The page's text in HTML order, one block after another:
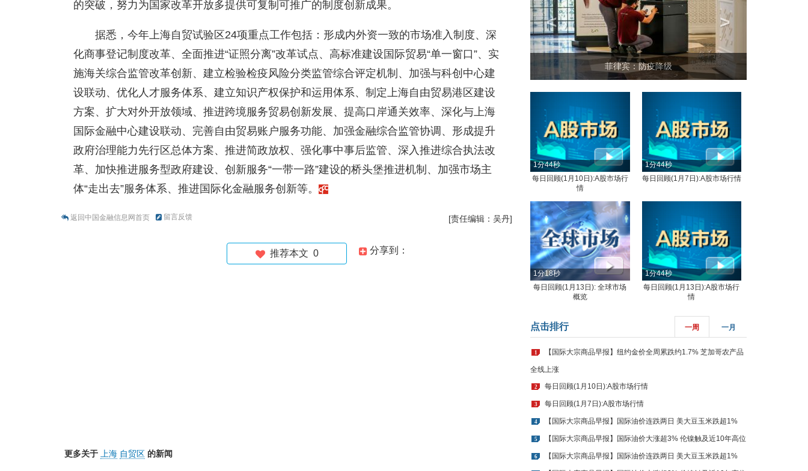
的突破，努力为国家改革开放多提供可复制可推广的制度创新成果。
据悉，今年上海自贸试验区24项重点工作包括：形成内外资一致的市场准入制度、深
化商事登记制度改革、全面推进“证照分离”改革试点、高标准建设国际贸易“单一窗口”、实
施海关综合监管改革创新、建立检验检疫风险分类监管综合评定机制、加强与科创中心建
设联动、优化人才服务体系、建立知识产权保护和运用体系、制定上海自由贸易港区建设
方案、扩大对外开放领域、推进跨境服务贸易创新发展、提高口岸通关效率、深化与上海
国际金融中心建设联动、完善自由贸易账户服务功能、加强金融综合监管协调、形成提升
政府治理能力先行区总体方案、推进简政放权、强化事中事后监管、深入推进综合执法改
革、加快推进服务型政府建设、创新服务“一带一路”建设的桥头堡推进机制、加强市场主
体“走出去”服务体系、推进国际化金融服务创新等。
返回中国金融信息网首页 留言反馈 [责任编辑：吴丹]
分享到：
推荐本文 0
更多关于 上海 自贸区 的新闻
菲律宾：防疫降级
< >
1分44秒
每日回顾(1月10日):A股市场行
情
1分44秒
每日回顾(1月7日):A股市场行情
1分18秒
每日回顾(1月13日): 全球市场
概览
1分44秒
每日回顾(1月13日):A股市场行
情
点击排行 一周 一月
1 【国际大宗商品早报】纽约金价全周累跌约1.7% 芝加哥农产品
全线上涨
2 每日回顾(1月10日):A股市场行情
3 每日回顾(1月7日):A股市场行情
4 【国际大宗商品早报】国际油价连跌两日 美大豆玉米跌超1%
5 【国际大宗商品早报】国际油价大涨超3% 伦镍触及近10年高位
6 【国际大宗商品早报】国际油价连跌两日 美大豆玉米跌超1%